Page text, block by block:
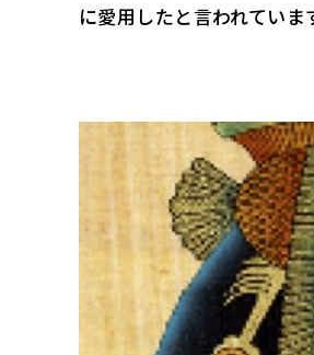
に愛用したと言われていま